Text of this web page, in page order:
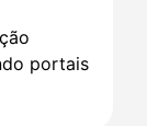
portais